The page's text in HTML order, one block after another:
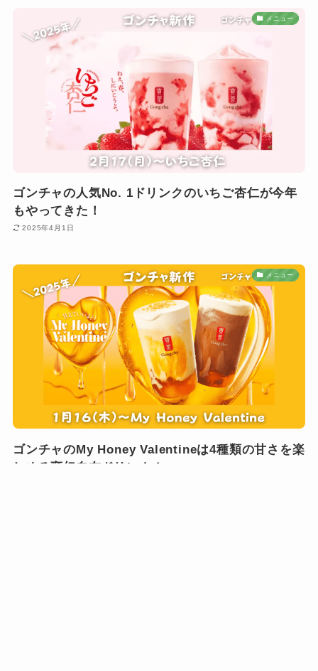
メニュー
ゴンチャの人気No. 1ドリンクのいちご杏仁が今年
もやってきた！
2025年4月1日
メニュー
ゴンチャのMy Honey Valentineは4種類の甘さを楽
しめる変幻自在ドリンク！